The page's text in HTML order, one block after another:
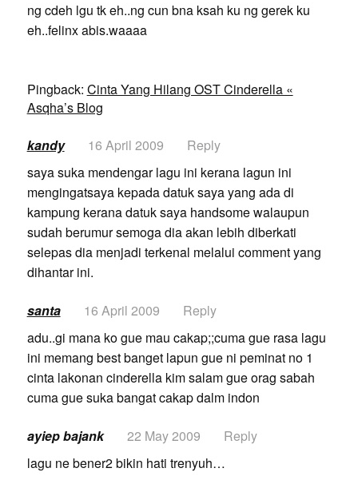
ng cdeh lgu tk eh..ng cun bna ksah ku ng gerek ku
eh..felinx abis.waaaa
Pingback: Cinta Yang Hilang OST Cinderella «
Asqha’s Blog
kandy 16 April 2009
Reply
saya suka mendengar lagu ini kerana lagun ini
mengingatsaya kepada datuk saya yang ada di
kampung kerana datuk saya handsome walaupun
sudah berumur semoga dia akan lebih diberkati
selepas dia menjadi terkenal melalui comment yang
dihantar ini.
santa 16 April 2009
Reply
adu..gi mana ko gue mau cakap;;cuma gue rasa lagu
ini memang best banget lapun gue ni peminat no 1
cinta lakonan cinderella kim salam gue orag sabah
cuma gue suka bangat cakap dalm indon
ayiep bajank 22 May 2009
Reply
lagu ne bener2 bikin hati trenyuh…